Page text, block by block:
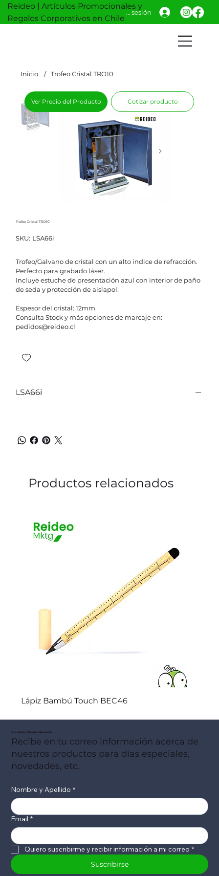
Reideo | Artículos Promocionales y
Regalos Corporativos en Chile
Iniciar sesión
Inicio / Trofeo Cristal TRO10
Trofeo Cristal TRO10
SKU: SKU
LSA66i
LSA66i
Trofeo/Galvano de cristal con un alto índice de refracción.
Perfecto para grabado láser.
Incluye estuche de presentación azul con interior de paño
de seda y protección de aislapol.
Espesor del cristal: 12mm.
Consulta Stock y más opciones de marcaje en:
pedidos@reideo.cl
LSA66i
Ver Precio del Producto Cotizar producto
Productos relacionados
Lápiz Bambú Touch BEC46
Suscribete a Nuestro Newsletter
Recibe en tu correo información acerca de
nuestros productos para días especiales,
novedades, etc.
Nombre y Apellido *
Email *
Quiero suscribirme y recibir información a mi correo *
Suscribirse